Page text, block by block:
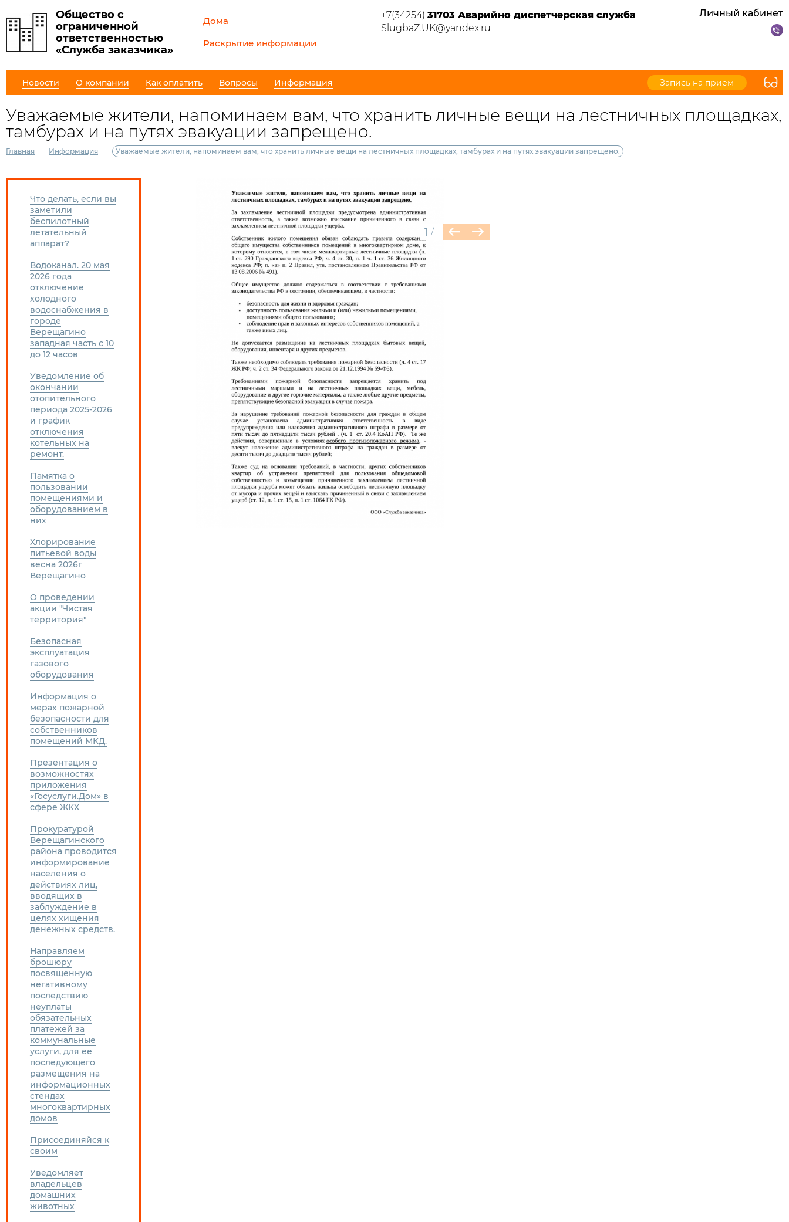
Общество с
ограниченной
ответственностью
«Служба заказчика»
Дома
Раскрытие информации
+7(34254) 31703 Аварийно диспетчерская служба
SlugbaZ.UK@yandex.ru
Личный кабинет
Новости О компании Как оплатить Вопросы Информация Запись на прием
Уважаемые жители, напоминаем вам, что хранить личные вещи на лестничных площадках,
тамбурах и на путях эвакуации запрещено.
Главная — Информация — Уважаемые жители, напоминаем вам, что хранить личные вещи на лестничных площадках, тамбурах и на путях эвакуации запрещено.
Что делать, если вы
заметили
беспилотный
летательный
аппарат?
Водоканал. 20 мая
2026 года
отключение
холодного
водоснабжения в
городе
Верещагино
западная часть с 10
до 12 часов
Уведомление об
окончании
отопительного
периода 2025-2026
и график
отключения
котельных на
ремонт.
Памятка о
пользовании
помещениями и
оборудованием в
них
Хлорирование
питьевой воды
весна 2026г
Верещагино
О проведении
акции "Чистая
территория"
Безопасная
эксплуатация
газового
оборудования
Информация о
мерах пожарной
безопасности для
собственников
помещений МКД.
Презентация о
возможностях
приложения
«Госуслуги.Дом» в
сфере ЖКХ
Прокуратурой
Верещагинского
района проводится
информирование
населения о
действиях лиц,
вводящих в
заблуждение в
целях хищения
денежных средств.
Направляем
брошюру
посвященную
негативному
последствию
неуплаты
обязательных
платежей за
коммунальные
услуги, для ее
последующего
размещения на
информационных
стендах
многоквартирных
домов
Присоединяйся к
своим
Уведомляет
владельцев
домашних
животных
1 / 1